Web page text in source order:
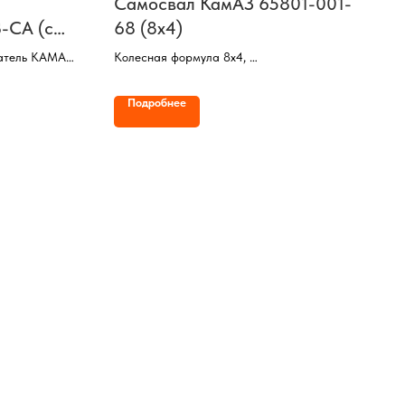
СА (с
КАМАЗ,
тонны,
под
68 (8х4)
Колесная формула 8х4,
Мощность 428 л/с,
КП ZF16,
Подробнее